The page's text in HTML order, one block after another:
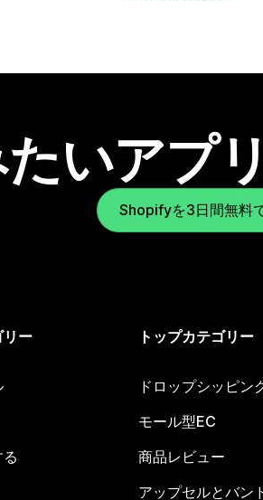
いアプ
Shopifyを3日間無料
リー トップカテゴリー
ドロップシッピン
モール型EC
商品レビュー
アップセルとバン